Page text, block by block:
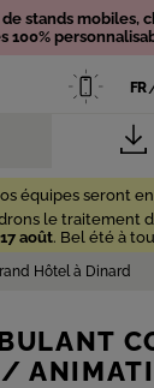
équipes seront
le traitement
17 août. Bel été à
de stands mobiles,
100%
FR
Hôtel à Dinard